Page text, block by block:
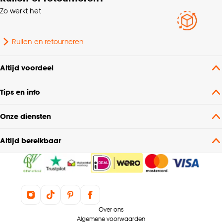
Zo werkt het
Ruilen en retourneren
Altijd voordeel
Tips en info
Onze diensten
Altijd bereikbaar
Over ons
Algemene voorwaarden